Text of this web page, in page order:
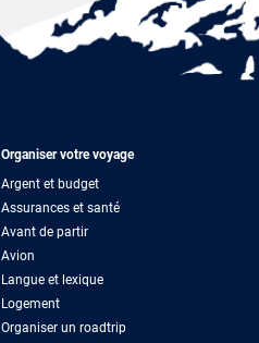
Organiser votre voyage
Argent et budget
Assurances et santé
Avant de partir
Avion
Langue et lexique
Logement
Organiser un roadtrip